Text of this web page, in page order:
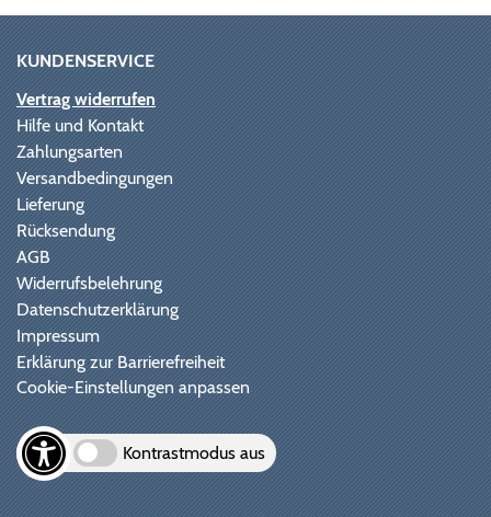
KUNDENSERVICE
Vertrag widerrufen
Hilfe und Kontakt
Zahlungsarten
Versandbedingungen
Lieferung
Rücksendung
AGB
Widerrufsbelehrung
Datenschutzerklärung
Impressum
Erklärung zur Barrierefreiheit
Cookie-Einstellungen anpassen
Kontrastmodus aus